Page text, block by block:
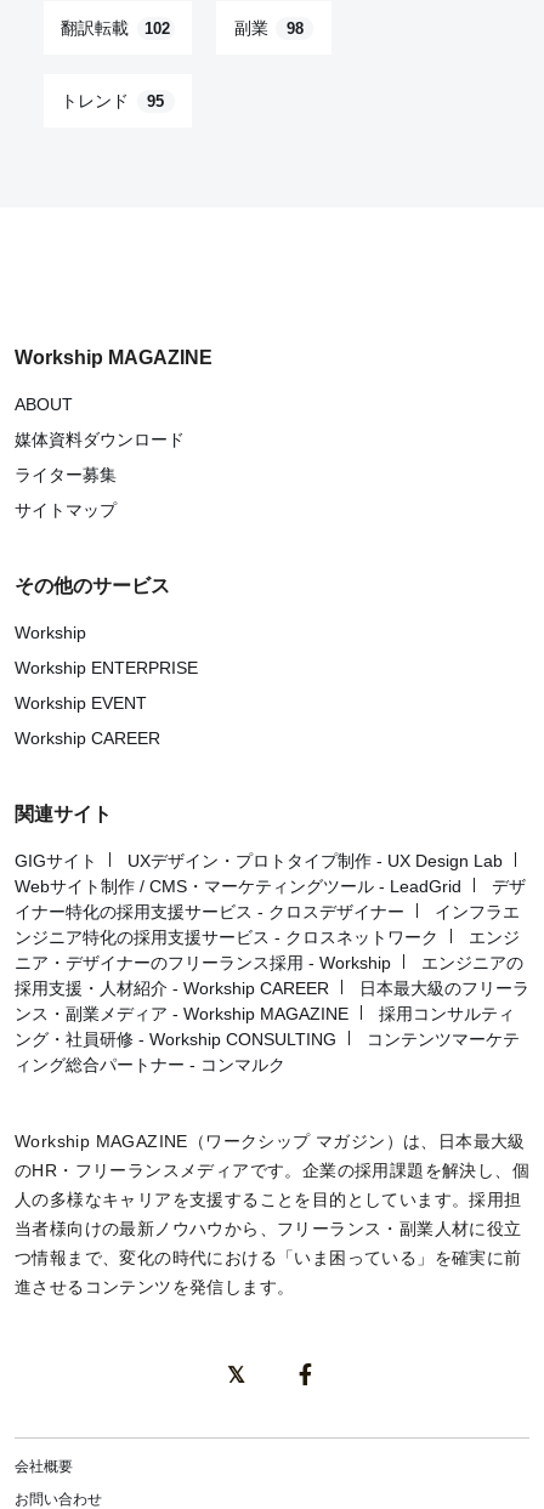
翻訳転載 102 副業 98
トレンド 95
Workship MAGAZINE
ABOUT
媒体資料ダウンロード
ライター募集
サイトマップ
その他のサービス
Workship
Workship ENTERPRISE
Workship EVENT
Workship CAREER
関連サイト
GIGサイト
UXデザイン・プロトタイプ制作 - UX Design Lab
Webサイト制作 / CMS・マーケティングツール - LeadGrid
デザ
イナー特化の採用支援サービス - クロスデザイナー
インフラエ
ンジニア特化の採用支援サービス - クロスネットワーク
エンジ
ニア・デザイナーのフリーランス採用 - Workship
エンジニアの
採用支援・人材紹介 - Workship CAREER
日本最大級のフリーラ
ンス・副業メディア - Workship MAGAZINE
採用コンサルティ
ング・社員研修 - Workship CONSULTING
コンテンツマーケテ
ィング総合パートナー - コンマルク
Workship MAGAZINE（ワークシップ マガジン）は、日本最大級
のHR・フリーランスメディアです。企業の採用課題を解決し、個
人の多様なキャリアを支援することを目的としています。採用担
当者様向けの最新ノウハウから、フリーランス・副業人材に役立
つ情報まで、変化の時代における「いま困っている」を確実に前
進させるコンテンツを発信します。
会社概要
お問い合わせ